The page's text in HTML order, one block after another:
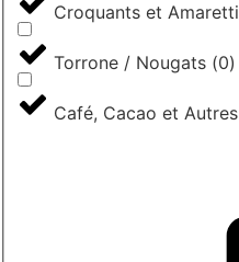
Croquants et Amaretti
Torrone / Nougats (0)
Café, Cacao et Autres